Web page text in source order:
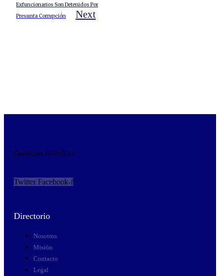
Exfuncionarios Son Detenidos Por
Presunta Corrupción
Next
Cuestiones de Política
Twitter Facebook-f
Directorio
Nosotros
Misión
Contacto
Legal